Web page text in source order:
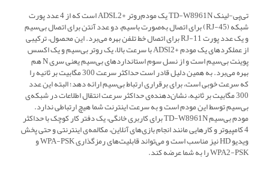
تی‌پی-لینک TD-W8961N یک مودم‌روتر +ADSL2 است که از 4 عدد پورت
شبکه (RJ-45) برای اتصال به‌صورت باسیم، دو عدد آنتن برای اتصال بی‌سیم
و یک عدد پورت RJ-11 برای اتصال خط تلفن بهره می‌برد. این محصول، ترکیبی
از عملکردهای یک مودم +ADSl2 با سرعت بالا، یک روتر بی‌سیم و یک اکسس
پوینت بی‌سیم است و از نسل سوم استانداردهای بی‌سیم یعنی سری N هم
بهره می‌برد. به همین دلیل قادر است حداکثر سرعت 300 مگابیت بر ثانیه را
که سرعت خوبی است، برای برقراری ارتباط بی‌سیم ارائه دهد؛ البته این عدد
300 مگابیت بر ثانیه، نشان‌دهنده‌ی حداکثر سرعت انتقال اطلاعات در شبکه‌ی
بی‌سیم توسط این مودم است و به سرعت اینترنت شما هیچ ارتباطی ندارد.
مودم بی‌سیم TD-W8961N برای کاربری خانگی، یک دفتر کار کوچک با حداکثر
4 کامپیوتر و کارهایی مانند انجام بازی‌های آنلاین، مکالمه‌ی اینترنتی و حتی پخش
ویدیو HD نیز مناسب است و می‌تواند قابلیت‌های رمزگذاری WPA-PSK و
WPA2-PSK را به شما عرضه کند.